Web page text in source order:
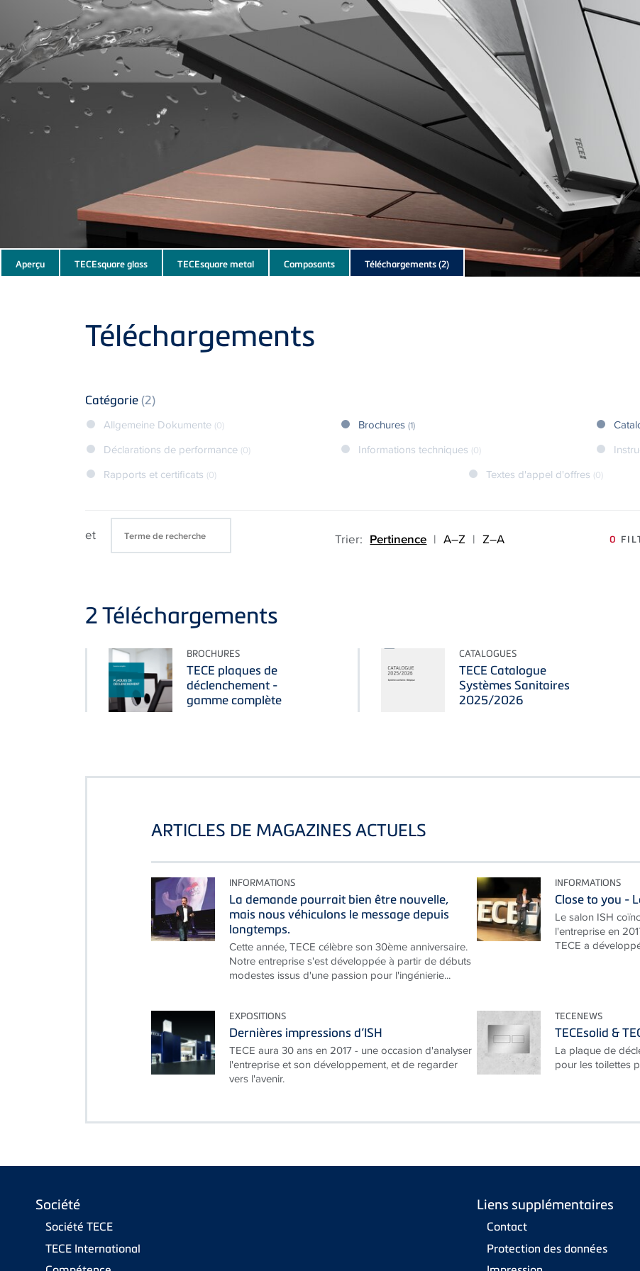
Subnavigation
of
Aperçu TECEsquare glass TECEsquare metal Composants Téléchargements(2)
Téléchargements
Catégorie (2)
Allgemeine Dokumente (0) Brochures (1)
Déclarations de performance (0) Informations techniques (0)
Rapports et certificats (0) Textes d'appel d'offres (0)
et Trier: Pertinence | A–Z | Z–A 0
2Téléchargements
BROCHURES
TECE plaques de
déclenchement -
gamme complète
CATALOGUES
TECE Catalogue
Systèmes Sanitaires
2025/2026
ARTICLES DE MAGAZINES ACTUELS
INFORMATIONS
La demande pourrait bien être nouvelle,
mais nous véhiculons le message depuis
longtemps.
Cette année, TECE célèbre son 30ème anniversaire.
Notre entreprise s'est développée à partir de débuts
modestes issus d'une passion pour l'ingénierie...
INFORMATIONS
Close to you -
Le salon ISH
l'entreprise en
TECE a
EXPOSITIONS
Dernières impressions d’ISH
TECE aura 30 ans en 2017 - une occasion d'analyser
l'entreprise et son développement, et de regarder
vers l'avenir.
TECENEWS
TECEsolid &
La plaque de
pour les toilettes
Société
Société TECE
TECE International
Liens supplémentaires
Contact
Protection des données